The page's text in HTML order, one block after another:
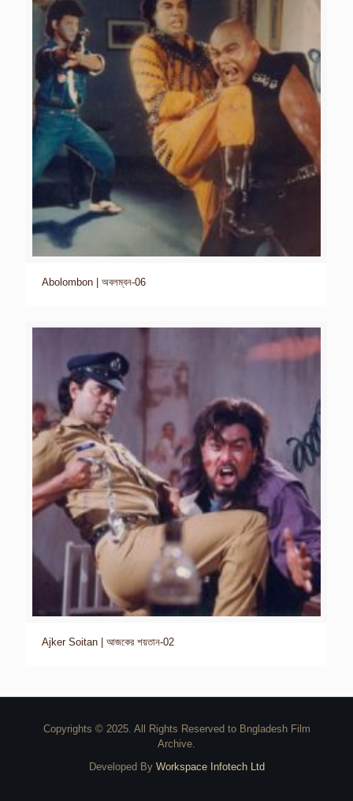
Abolombon | অবলম্বন-06
Ajker Soitan | আজকের শয়তান-02
Copyrights © 2025. All Rights Reserved to Bngladesh Film
Archive.
Developed By Workspace Infotech Ltd